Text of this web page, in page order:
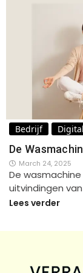
Bedrijf
De
March 24, 2025
De
uitvindingen
Lees verder